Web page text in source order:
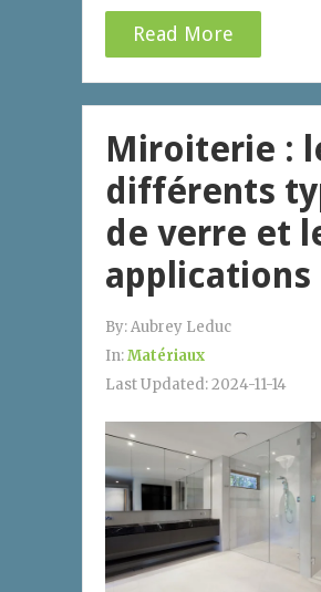
Read More
Miroiterie :
différents
de verre et
applications
By:Aubrey Leduc
In:Matériaux
Last Updated:2024-11-14